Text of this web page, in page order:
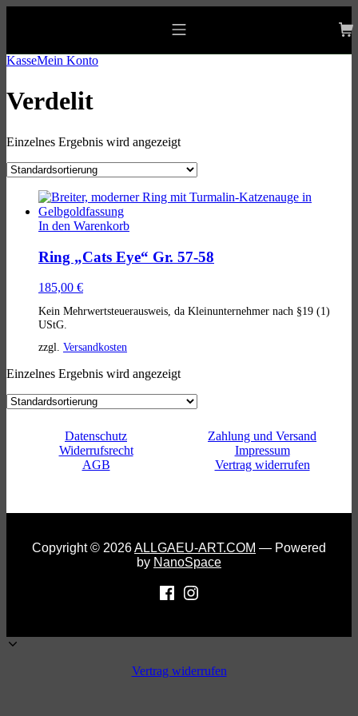
navigation
content
allgaeu-art.comMenu
KasseMein Konto
Verdelit
Einzelnes Ergebnis wird angezeigt
products
In den Warenkorb
Ring „Cats Eye“ Gr. 57-58
185,00 €
Kein Mehrwertsteuerausweis, da Kleinunternehmer nach §19 (1)
UStG.
zzgl. Versandkosten
Einzelnes Ergebnis wird angezeigt
Datenschutz
Zahlung und Versand
Widerrufsrecht
Impressum
AGB
Vertrag widerrufen
Copyright © 2026ALLGAEU-ART.COM — Powered
by NanoSpace
Vertrag widerrufen